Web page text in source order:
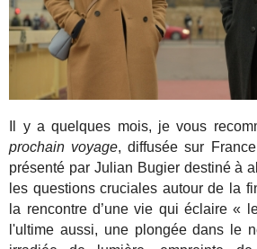
Il y a quelques mois, je vous
prochain voyage, diffusée sur
présenté par Julian Bugier destiné à
les questions cruciales autour de la
la rencontre d’une vie qui éclaire «
l'ultime aussi, une plongée dans le